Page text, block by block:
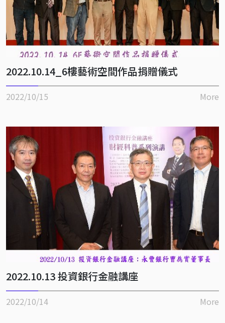
2022.10.14_6樓藝術空間作品捐贈儀式
2022/10/15 More
2022.10.13 投資銀行金融講座
2022/10/14 More